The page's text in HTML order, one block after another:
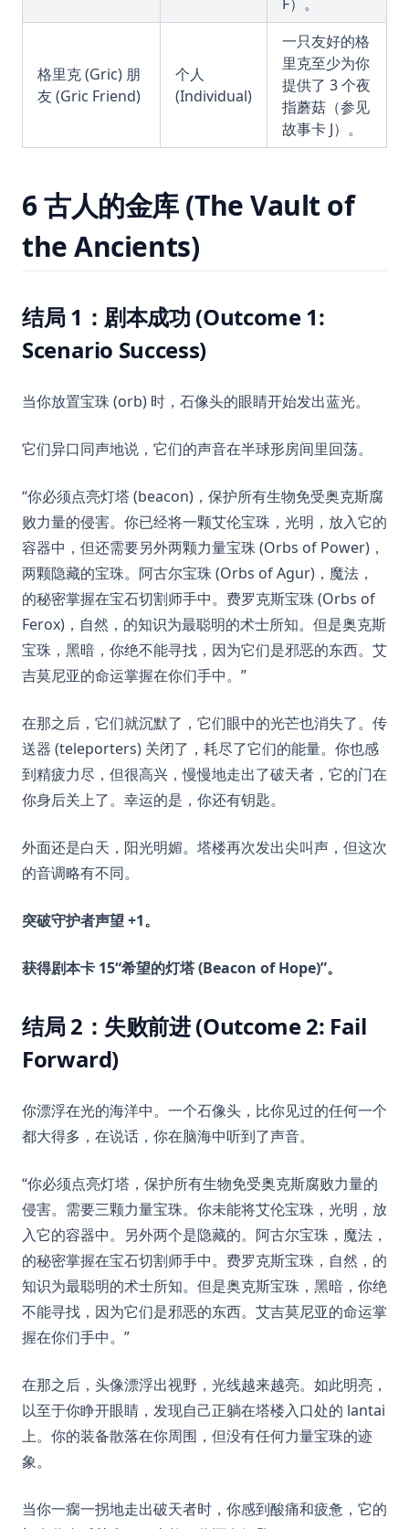
格里克 (Gric) 朋
友 (Gric Friend)
个人
(Individual)
一只友好的格
里克至少为你
提供了 3 个夜
指蘑菇（参见
故事卡 J）。
6 古人的金库 (The Vault of
the Ancients)
结局 1：剧本成功 (Outcome 1:
Scenario Success)
当你放置宝珠 (orb) 时，石像头的眼睛开始发出蓝光。
它们异口同声地说，它们的声音在半球形房间里回荡。
“你必须点亮灯塔 (beacon)，保护所有生物免受奥克斯腐
败力量的侵害。你已经将一颗艾伦宝珠，光明，放入它的
容器中，但还需要另外两颗力量宝珠 (Orbs of Power)，
两颗隐藏的宝珠。阿古尔宝珠 (Orbs of Agur)，魔法，
的秘密掌握在宝石切割师手中。费罗克斯宝珠 (Orbs of
Ferox)，自然，的知识为最聪明的术士所知。但是奥克斯
宝珠，黑暗，你绝不能寻找，因为它们是邪恶的东西。艾
吉莫尼亚的命运掌握在你们手中。”
在那之后，它们就沉默了，它们眼中的光芒也消失了。传
送器 (teleporters) 关闭了，耗尽了它们的能量。你也感
到精疲力尽，但很高兴，慢慢地走出了破天者，它的门在
你身后关上了。幸运的是，你还有钥匙。
外面还是白天，阳光明媚。塔楼再次发出尖叫声，但这次
的音调略有不同。
突破守护者声望 +1。
获得剧本卡 15“希望的灯塔 (Beacon of Hope)”。
结局 2：失败前进 (Outcome 2: Fail
Forward)
你漂浮在光的海洋中。一个石像头，比你见过的任何一个
都大得多，在说话，你在脑海中听到了声音。
“你必须点亮灯塔，保护所有生物免受奥克斯腐败力量的
侵害。需要三颗力量宝珠。你未能将艾伦宝珠，光明，放
入它的容器中。另外两个是隐藏的。阿古尔宝珠，魔法，
的秘密掌握在宝石切割师手中。费罗克斯宝珠，自然，的
知识为最聪明的术士所知。但是奥克斯宝珠，黑暗，你绝
不能寻找，因为它们是邪恶的东西。艾吉莫尼亚的命运掌
握在你们手中。”
在那之后，头像漂浮出视野，光线越来越亮。如此明亮，
以至于你睁开眼睛，发现自己正躺在塔楼入口处的 lantai
上。你的装备散落在你周围，但没有任何力量宝珠的迹
象。
当你一瘸一拐地走出破天者时，你感到酸痛和疲惫，它的